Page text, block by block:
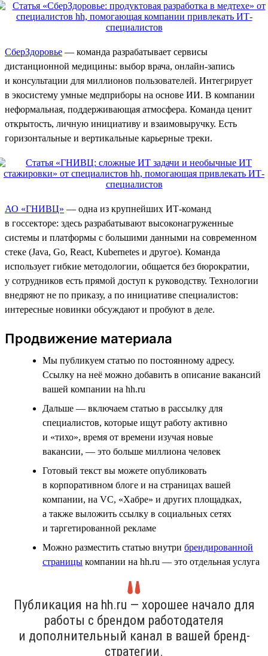
СберЗдоровье — команда разрабатывает сервисы
дистанционной медицины: выбор врача, онлайн-запись
и консультации для миллионов пользователей. Интегрирует
в экосистему умные медприборы на основе ИИ. В компании
неформальная, поддерживающая атмосфера. Команда ценит
открытость, личную инициативу и взаимовыручку. Есть
горизонтальные и вертикальные карьерные треки.
АО «ГНИВЦ» — одна из крупнейших ИТ-команд
в госсекторе: здесь разрабатывают высоконагруженные
системы и платформы с большими данными на современном
стеке (Java, Go, React, Kubernetes и другое). Команда
использует гибкие методологии, общается без бюрократии,
у сотрудников есть прямой доступ к руководству. Технологии
внедряют не по приказу, а по инициативе специалистов:
интересные новинки обсуждают и пробуют в деле.
Продвижение материала
Мы публикуем статью по постоянному адресу.
Ссылку на неё можно добавить в описание вакансий
вашей компании на hh.ru
Дальше — включаем статью в рассылку для
специалистов, которые ищут работу активно
и «тихо», время от времени изучая новые
вакансии, — это больше миллиона человек
Готовый текст вы можете опубликовать
в корпоративном блоге и на страницах вашей
компании, на VC, «Хабре» и других площадках,
а также выложить ссылку в социальных сетях
и таргетированной рекламе
Можно разместить статью внутри брендированной
страницы компании на hh.ru — это отдельная услуга
Публикация на hh.ru — хорошее начало для
работы с брендом работодателя
и дополнительный канал в вашей бренд-
стратегии.